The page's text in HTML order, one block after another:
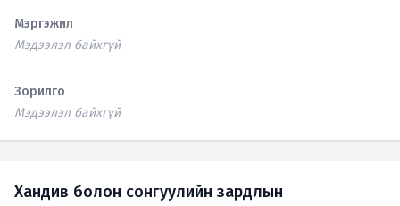
Мэргэжил
Мэдээлэл байхгүй
Зорилго
Мэдээлэл байхгүй
Хандив болон сонгуулийн зардлын